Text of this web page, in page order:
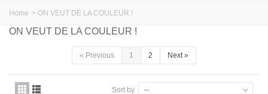
Home > ON VEUT DE LA COULEUR !
ON VEUT DE LA COULEUR !
« Previous 1 2 Next »
Sort by --